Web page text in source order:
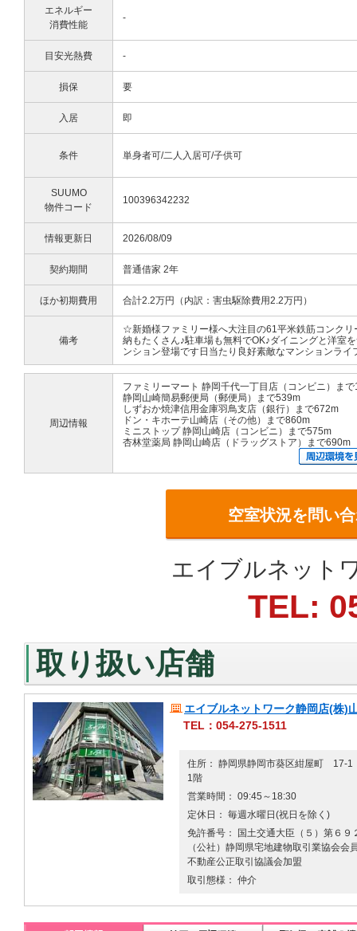
エネルギー
消費性能
-
目安光熱費 -
損保 要
入居 即
条件 単身者可/二人入居可/子供可
SUUMO
物件コード
100396342232
情報更新日 2026/08/09
契約期間 普通借家 2年
ほか初期費用 合計2.2万円（内訳：害虫駆除費用2.2万円）
備考
☆新婚様ファミリー様へ大注目の61平米鉄筋コンク
納もたくさん♪駐車場も無料でOK♪ダイニングと洋室
ンション登場です日当たり良好素敵なマンションラ
周辺情報
ファミリーマート 静岡千代一丁目店（コンビニ）ま
静岡山崎簡易郵便局（郵便局）まで539m
しずおか焼津信用金庫羽鳥支店（銀行）まで672m
ドン・キホーテ山崎店（その他）まで860m
ミニストップ 静岡山崎店（コンビニ）まで575m
杏林堂薬局 静岡山崎店（ドラッグストア）まで690m
空室状況を問い
エイブルネット
TEL:
取り扱い店舗
エイブルネットワーク静岡店(株)
TEL：054-275-1511
住所： 静岡県静岡市葵区紺屋町 17-
1階
営業時間： 09:45～18:30
定休日： 毎週水曜日(祝日を除く)
免許番号： 国土交通大臣（５）第６９
（公社）静岡県宅地建物取引業協会
不動産公正取引協議会加盟
取引態様： 仲介